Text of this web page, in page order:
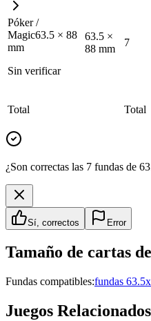
Póker /
Magic63.5 × 88
mm
Sin verificar
63.5 ×
88 mm
7
Total Total
¿Son correctas las 7 fundas de
Sí, correctos Error
Tamaño de cartas de
Fundas compatibles:fundas
Juegos Relacionados